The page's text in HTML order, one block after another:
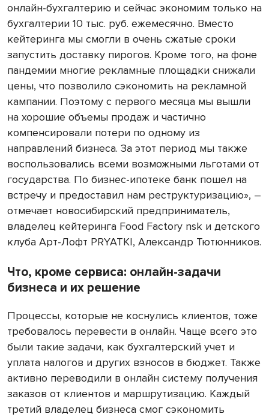
онлайн-бухгалтерию и сейчас экономим только на
бухгалтерии 10 тыс. руб. ежемесячно. Вместо
кейтеринга мы смогли в очень сжатые сроки
запустить доставку пирогов. Кроме того, на фоне
пандемии многие рекламные площадки снижали
цены, что позволило сэкономить на рекламной
кампании. Поэтому с первого месяца мы вышли
на хорошие объемы продаж и частично
компенсировали потери по одному из
направлений бизнеса. За этот период мы также
воспользовались всеми возможными льготами от
государства. По бизнес-ипотеке банк пошел на
встречу и предоставил нам реструктуризацию», –
отмечает новосибирский предприниматель,
владелец кейтеринга Food Factory nsk и детского
клуба Арт-Лофт PRYATKI, Александр Тютюнников.
Что, кроме сервиса: онлайн-задачи
бизнеса и их решение
Процессы, которые не коснулись клиентов, тоже
требовалось перевести в онлайн. Чаще всего это
были такие задачи, как бухгалтерский учет и
уплата налогов и других взносов в бюджет. Также
активно переводили в онлайн систему получения
заказов от клиентов и маршрутизацию. Каждый
третий владелец бизнеса смог сэкономить